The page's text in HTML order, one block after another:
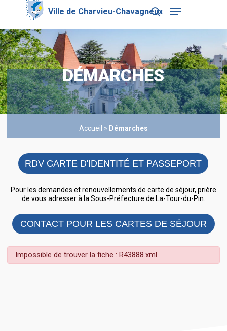
content
search
Menu
DÉMARCHES
Accueil » Démarches
RDV CARTE D'IDENTITÉ ET PASSEPORT
Pour les demandes et renouvellements de carte de séjour, prière
de vous adresser à la Sous-Préfecture de La-Tour-du-Pin.
CONTACT POUR LES CARTES DE SÉJOUR
Impossible de trouver la fiche : R43888.xml
Close